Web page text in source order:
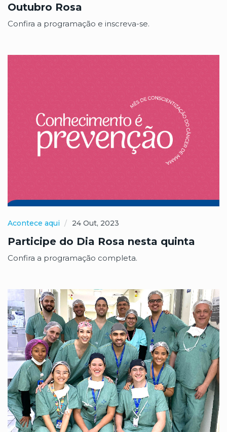
Outubro Rosa
Confira a programação e inscreva-se.
Acontece aqui 24 Out, 2023
Participe do Dia Rosa nesta quinta
Confira a programação completa.